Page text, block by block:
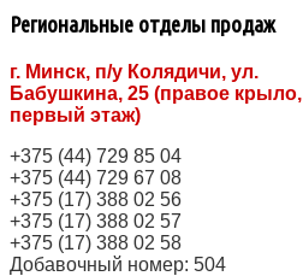
Региональные отделы продаж
г. Минск, п/у Колядичи, ул.
Бабушкина, 25 (правое крыло,
первый этаж)
+375 (44) 729 85 04
+375 (44) 729 67 08
+375 (17) 388 02 56
+375 (17) 388 02 57
+375 (17) 388 02 58
Добавочный номер: 504